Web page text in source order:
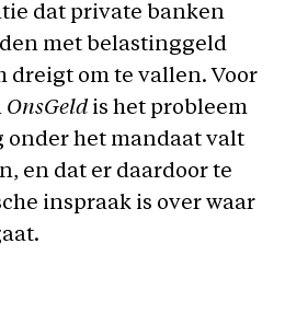
dat private banken
met belastinggeld
dreigt om te vallen. Voor
OnsGeld is het probleem
onder het mandaat valt
en dat er daardoor te
inspraak is over waar